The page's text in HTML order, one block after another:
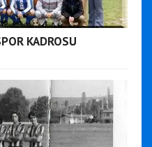
KADROSU